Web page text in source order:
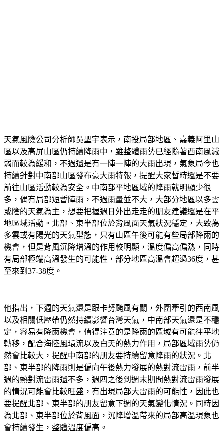
區以及高屏山區仍持續降雨中，雖整體雨勢已經隨著西南風減
弱而較為緩和，不過還是有一陣一陣的大雨出現，氣象局今也
持續針對中南部山區發布豪大雨特報，提醒大家暫時還是不要
前往山區活動較為安全。中南部平地區域的降雨就明顯少很
多，偶有局部短暫陣雨，不過雨量並不大，大部分地區以多雲
或陰的天氣為主，想要把握週日外出走走的朋友建議還是在平
地區域活動。北部、東半部位於背風面天氣狀況穩定，大致為
多雲或有陽光的天氣型態，只有山區午後可能有些局部降雨的
機會，但是背風沉降增溫的作用較明顯，溫度偏高偏熱，同時
有局部極端高溫發生的可能性，部分地區高溫會超過36度，甚
至來到37-38度。
以及相關低壓帶仍然持續影響台灣天氣，中南部天氣還是不穩
定，容易有降雨機會，值得注意的是降雨的區域有可能往平地
轉移，配合海陸風環流以及白天的熱力作用，局部區域雨勢仍
然會比較大，提醒中南部的朋友要持續留意降雨的狀況。北
部、東半部的降雨則是偏向午後熱力發展的熱對流雷雨，前半
週的熱對流雷雨還不多，週四之後到週末期間熱對流雷雨發展
的情況可能會比較旺盛，有出現局部大雷雨的可能性，因此也
要提醒北部、東半部的朋友留意下週的天氣變化情況。同時因
為北部、東半部位於背風面，沉降增溫帶來的局部高溫現象也
會持續發生，整體溫度偏高。